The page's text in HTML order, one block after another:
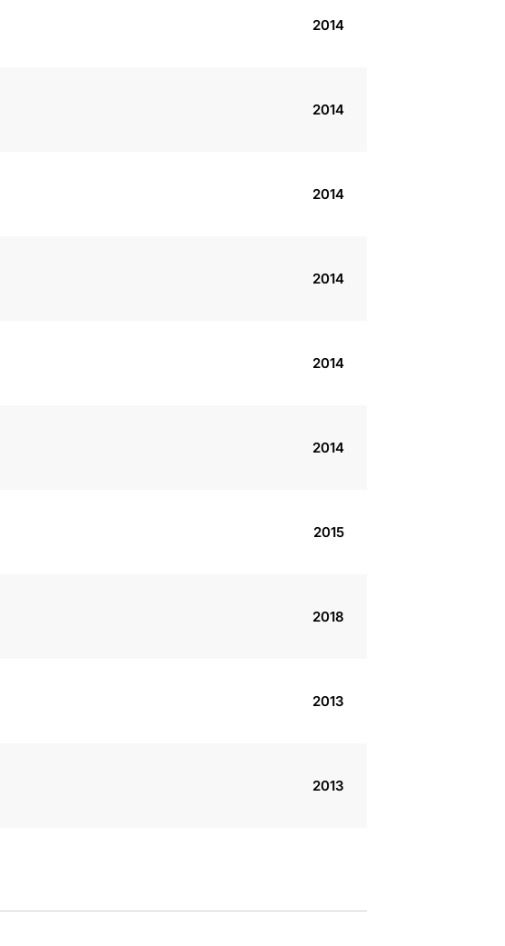
2014
2014
2014
2014
2014
2014
2015
2018
2013
2013